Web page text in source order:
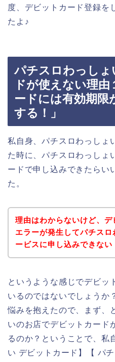
度、デビットカード登録を
たよ♪
パチスロわっし
ドが使えない理
ードには有効期限
する！」
私自身、パチスロわっしょ
た時に、パチスロわっしょ
ードで申し込みできたらい
た。
理由はわからないけど、デ
エラーが発生してパチスロ
ービスに申し込みできない
というような感じでデビッ
いるのではないでしょうか
悩みを抱えたので、まず、
いのお店でデビットカード
るのか？ということで、私
い デビットカード】【 パ